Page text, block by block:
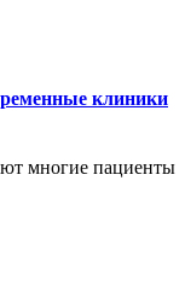
клиники
многие пациенты